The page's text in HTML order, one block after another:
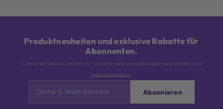
Produktneuheiten und exklusive Rabatte für
Abonnenten.
Du kannst dich jederzeit abmelden. Wir verarbeiten deine personenbezogenen Daten gemäß unserer
Datenschutzerklärung
Abonnieren